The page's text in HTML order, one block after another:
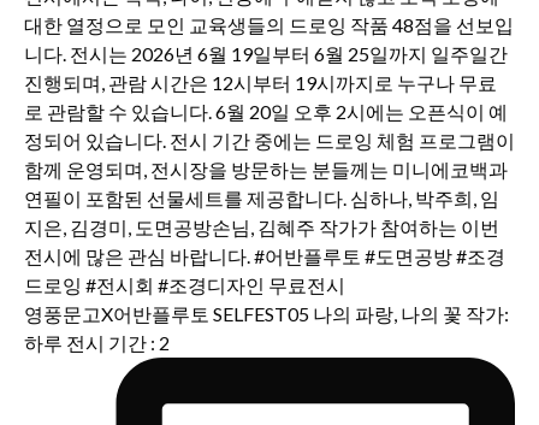
영풍문고X어반플루토 SELFEST05 나의 파랑, 나의 꽃 작가:
하루 전시 기간 : 2